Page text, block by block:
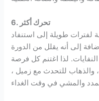
6. تحرك أكثر
طويلة إلى استنفاد
إلى أنه يقلل من الدورة
لذا اغتنم كل فرصة
والذهاب للتحدث مع زميل ،